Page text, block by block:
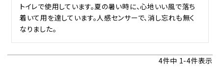
トイレで使用しています。夏の暑い時に、心地いい風で落ち
着いて用を達しています。人感センサーで、消し忘れも無く
なりました。
4件中 1-4件表示